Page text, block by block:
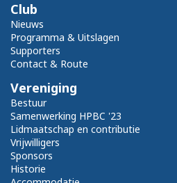
Club
Nieuws
Programma & Uitslagen
Supporters
Contact & Route
Vereniging
Bestuur
Samenwerking HPBC '23
Lidmaatschap en contributie
Vrijwilligers
Sponsors
Historie